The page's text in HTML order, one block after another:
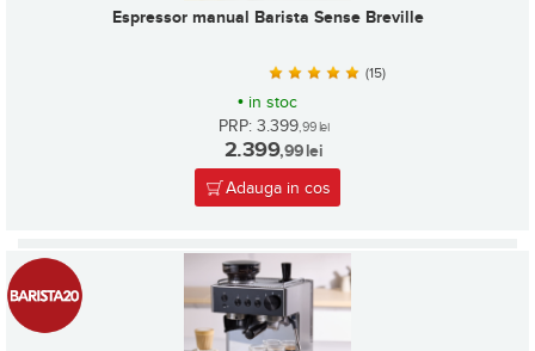
Espressor manual Barista Sense Breville
(15)
• in stoc
PRP: 3.399 ,99lei
2.399,99lei
Adauga in cos